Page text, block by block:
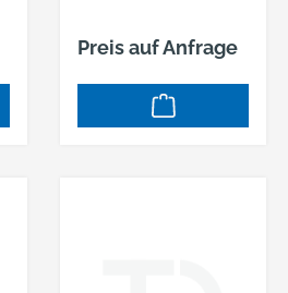
Preis auf Anfrage